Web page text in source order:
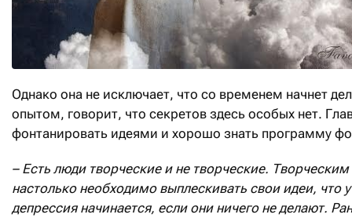
Однако она не исключает, что со временем начнет
опытом, говорит, что секретов здесь особых нет.
фонтанировать идеями и хорошо знать программу
– Есть люди творческие и не творческие. Творческим
настолько необходимо выплескивать свои идеи, что
депрессия начинается, если они ничего не делают.